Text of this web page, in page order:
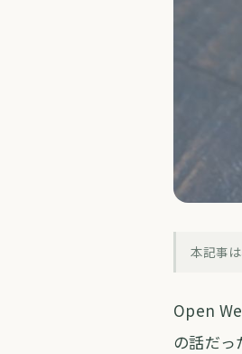
技術
本記事
Open
の話だっ